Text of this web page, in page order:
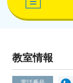
教室情報